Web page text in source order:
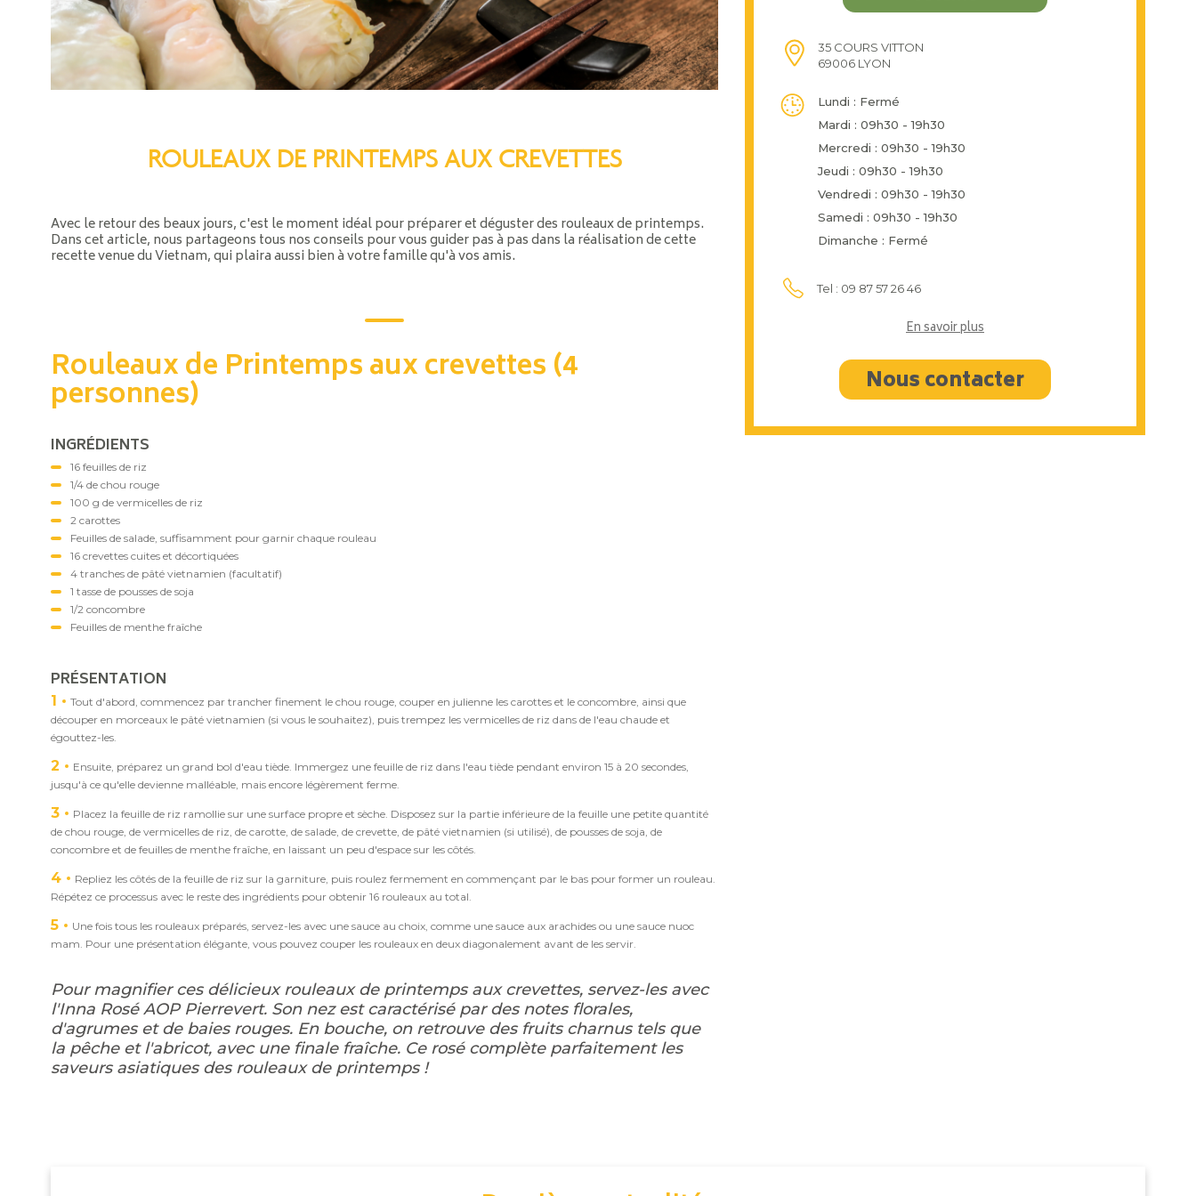
ROULEAUX DE PRINTEMPS AUX CREVETTES
Avec le retour des beaux jours, c'est le moment idéal pour préparer et déguster des rouleaux de printemps.
Dans cet article, nous partageons tous nos conseils pour vous guider pas à pas dans la réalisation de cette
recette venue du Vietnam, qui plaira aussi bien à votre famille qu'à vos amis.
Rouleaux de Printemps aux crevettes (4
personnes)
INGRÉDIENTS
16 feuilles de riz
1/4 de chou rouge
100 g de vermicelles de riz
2 carottes
Feuilles de salade, suffisamment pour garnir chaque rouleau
16 crevettes cuites et décortiquées
4 tranches de pâté vietnamien (facultatif)
1 tasse de pousses de soja
1/2 concombre
Feuilles de menthe fraîche
PRÉSENTATION
1
Tout d'abord, commencez par trancher finement le chou rouge, couper en julienne les carottes et le concombre, ainsi que
découper en morceaux le pâté vietnamien (si vous le souhaitez), puis trempez les vermicelles de riz dans de l'eau chaude et
égouttez-les.
2
Ensuite, préparez un grand bol d'eau tiède. Immergez une feuille de riz dans l'eau tiède pendant environ 15 à 20 secondes,
jusqu'à ce qu'elle devienne malléable, mais encore légèrement ferme.
3
Placez la feuille de riz ramollie sur une surface propre et sèche. Disposez sur la partie inférieure de la feuille une petite quantité
de chou rouge, de vermicelles de riz, de carotte, de salade, de crevette, de pâté vietnamien (si utilisé), de pousses de soja, de
concombre et de feuilles de menthe fraîche, en laissant un peu d'espace sur les côtés.
4
Repliez les côtés de la feuille de riz sur la garniture, puis roulez fermement en commençant par le bas pour former un rouleau.
Répétez ce processus avec le reste des ingrédients pour obtenir 16 rouleaux au total.
5
Une fois tous les rouleaux préparés, servez-les avec une sauce au choix, comme une sauce aux arachides ou une sauce nuoc
mam. Pour une présentation élégante, vous pouvez couper les rouleaux en deux diagonalement avant de les servir.
Pour magnifier ces délicieux rouleaux de printemps aux crevettes, servez-les avec
l'Inna Rosé AOP Pierrevert. Son nez est caractérisé par des notes florales,
d'agrumes et de baies rouges. En bouche, on retrouve des fruits charnus tels que
la pêche et l'abricot, avec une finale fraîche. Ce rosé complète parfaitement les
saveurs asiatiques des rouleaux de printemps !
35 COURS VITTON
69006 LYON
Lundi : Fermé
Mardi : 09h30 - 19h30
Mercredi : 09h30 - 19h30
Jeudi : 09h30 - 19h30
Vendredi : 09h30 - 19h30
Samedi : 09h30 - 19h30
Dimanche : Fermé
Tel : 09 87 57 26 46
En savoir plus
Nous contacter